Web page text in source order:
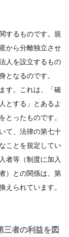
するものです。規
から分離独立させ
人を設立するもの
となるのです。
す。これは、「確
とする」とあるよ
とったものです。
て、法律の第七十
ことを規定してい
者等（制度に加入
）との関係は、第
えられています。
三者の利益を図